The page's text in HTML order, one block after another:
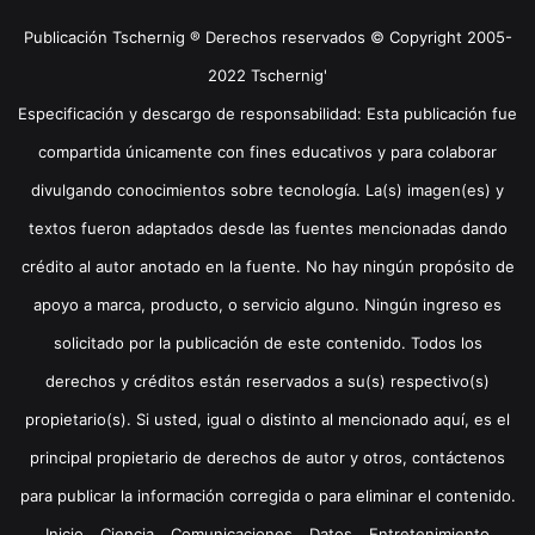
Publicación Tschernig ® Derechos reservados © Copyright 2005-
2022 Tschernig'
Especificación y descargo de responsabilidad: Esta publicación fue
compartida únicamente con fines educativos y para colaborar
divulgando conocimientos sobre tecnología. La(s) imagen(es) y
textos fueron adaptados desde las fuentes mencionadas dando
crédito al autor anotado en la fuente. No hay ningún propósito de
apoyo a marca, producto, o servicio alguno. Ningún ingreso es
solicitado por la publicación de este contenido. Todos los
derechos y créditos están reservados a su(s) respectivo(s)
propietario(s). Si usted, igual o distinto al mencionado aquí, es el
principal propietario de derechos de autor y otros, contáctenos
para publicar la información corregida o para eliminar el contenido.